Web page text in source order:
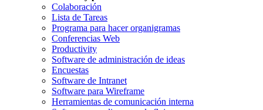
Colaboración
Lista de Tareas
Programa para hacer organigramas
Conferencias Web
Productivity
Software de administración de ideas
Encuestas
Software de Intranet
Software para Wireframe
Herramientas de comunicación interna